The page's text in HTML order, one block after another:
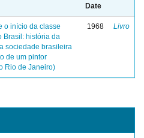
Date
o início da classe
Brasil: história da
sociedade brasileira
de um pintor
Rio de Janeiro)
1968 Livro